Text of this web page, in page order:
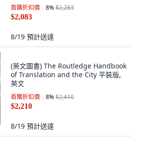
University Press, 英文
首購折扣價 8%$2,283
$2,083
8/19 預計送達
(英文圖書) The Routledge Handbook
of Translation and the City 平裝版,
英文
首購折扣價 8%$2,410
$2,210
8/19 預計送達